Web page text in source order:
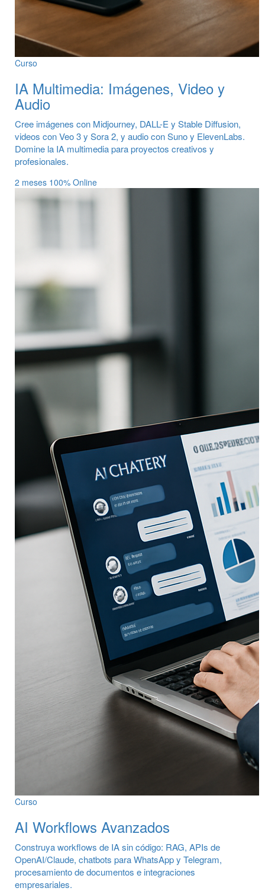
Curso
IA Multimedia: Imágenes, Video y
Audio
Cree imágenes con Midjourney, DALL-E y Stable Diffusion,
videos con Veo 3 y Sora 2, y audio con Suno y ElevenLabs.
Domine la IA multimedia para proyectos creativos y
profesionales.
2 meses 100% Online
Curso
AI Workflows Avanzados
Construya workflows de IA sin código: RAG, APIs de
OpenAI/Claude, chatbots para WhatsApp y Telegram,
procesamiento de documentos e integraciones
empresariales.